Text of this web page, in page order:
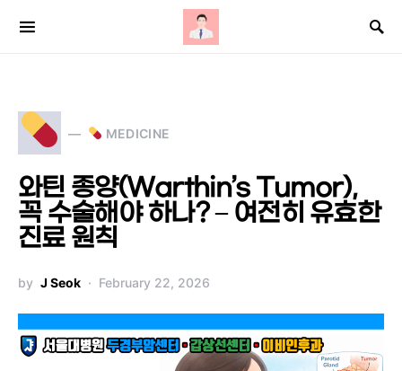
Search for:
MEDICINE
와틴 종양(Warthin’s Tumor),
꼭 수술해야 하나? – 여전히 유효한
진료 원칙
by J Seok February 22, 2026